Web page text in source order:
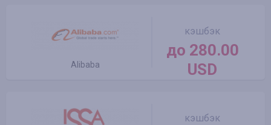
Alibaba
кэшбэк
до 280.00
USD
кэшбэк